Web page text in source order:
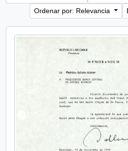
Ordenar por: Relevancia